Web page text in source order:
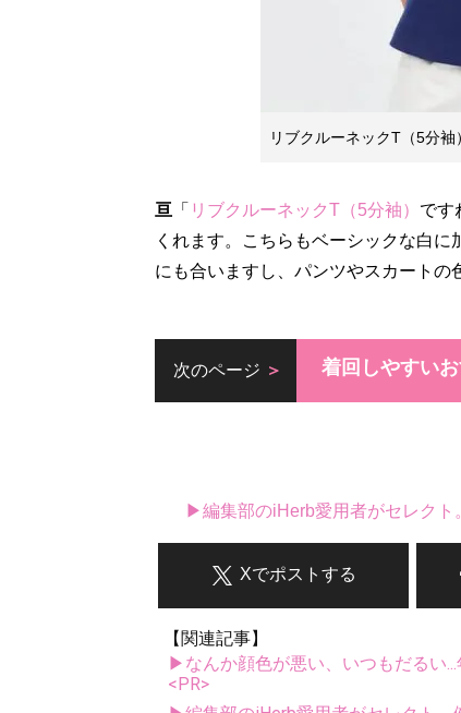
リブクルーネックT（5分
亘 「 リブクルーネックT（5分袖） です
くれます。こちらもベーシックな白
にも合いますし、パンツやスカートの
次のページ 着回しやすい
▶編集部のiHerb愛用者がセレクト
Xでポストする
【関連記事】
▶なんか顔色が悪い、いつもだるい
<PR>